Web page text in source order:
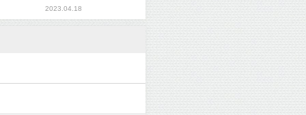
2023.04.18